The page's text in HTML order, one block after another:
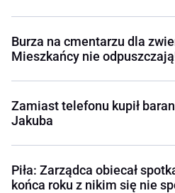
Burza na cmentarzu dla
Mieszkańcy nie
Zamiast telefonu kupił
Jakuba
Piła: Zarządca obiecał
końca roku z nikim się nie